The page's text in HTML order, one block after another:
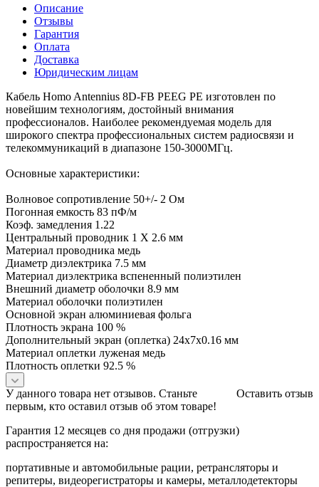
Описание
Отзывы
Гарантия
Оплата
Доставка
Юридическим лицам
Кабель Homo Antennius 8D-FB PEEG PE изготовлен по
новейшим технологиям, достойный внимания
профессионалов. Наиболее рекомендуемая модель для
широкого спектра профессиональных систем радиосвязи и
телекоммуникаций в диапазоне 150-3000МГц.
Основные характеристики:
Волновое сопротивление 50+/- 2 Ом
Погонная емкость 83 пФ/м
Коэф. замедления 1.22
Центральный проводник 1 X 2.6 мм
Материал проводника медь
Диаметр диэлектрика 7.5 мм
Материал диэлектрика вспененный полиэтилен
Внешний диаметр оболочки 8.9 мм
Материал оболочки полиэтилен
Основной экран алюминиевая фольга
Плотность экрана 100 %
Дополнительный экран (оплетка) 24x7x0.16 мм
Материал оплетки луженая медь
Плотность оплетки 92.5 %
Оставить отзыв
У данного товара нет отзывов. Станьте
первым, кто оставил отзыв об этом товаре!
Гарантия 12 месяцев со дня продажи (отгрузки)
распространяется на:
портативные и автомобильные рации, ретрансляторы и
репитеры, видеорегистраторы и камеры, металлодетекторы